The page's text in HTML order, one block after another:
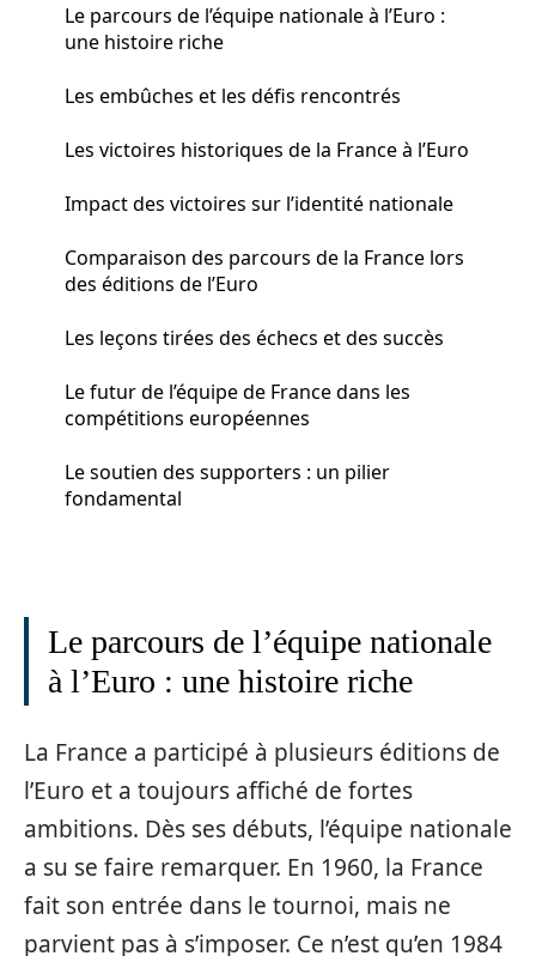
Le parcours de l’équipe nationale à l’Euro :
une histoire riche
Les embûches et les défis rencontrés
Les victoires historiques de la France à l’Euro
Impact des victoires sur l’identité nationale
Comparaison des parcours de la France lors
des éditions de l’Euro
Les leçons tirées des échecs et des succès
Le futur de l’équipe de France dans les
compétitions européennes
Le soutien des supporters : un pilier
fondamental
Le parcours de l’équipe nationale
à l’Euro : une histoire riche
La France a participé à plusieurs éditions de
l’Euro et a toujours affiché de fortes
ambitions. Dès ses débuts, l’équipe nationale
a su se faire remarquer. En 1960, la France
fait son entrée dans le tournoi, mais ne
parvient pas à s’imposer. Ce n’est qu’en 1984